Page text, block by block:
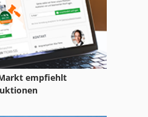
empfiehlt